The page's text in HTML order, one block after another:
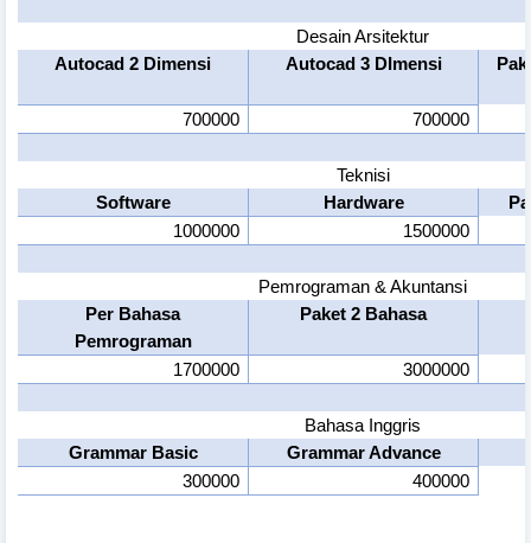
Desain Arsitektur
Autocad 2 Dimensi
Autocad 3 DImensi
700000 700000
Teknisi
Software
Hardware
1000000
1500000
Pemrograman & Akuntansi
Per Bahasa
Pemrograman
Paket 2 Bahasa
1700000 3000000
Bahasa Inggris
Grammar Basic
Grammar Advance
300000
400000